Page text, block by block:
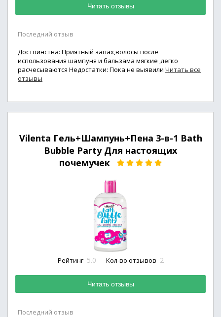
Читать отзывы
Последний отзыв
Достоинства: Приятный запах,волосы после
использования шампуня и бальзама мягкие ,легко
расчесываются Недостатки: Пока не выявили Читать все
отзывы
Vilenta Гель+Шампунь+Пена 3-в-1 Bath
Bubble Party Для настоящих
почемучек
Рейтинг 5.0 Кол-во отзывов 2
Читать отзывы
Последний отзыв